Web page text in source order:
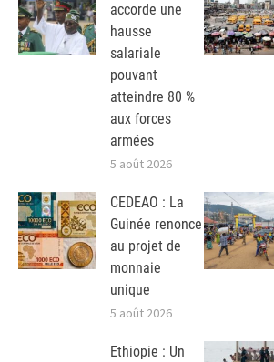
accorde une
hausse
salariale
pouvant
atteindre 80 %
aux forces
armées
5 août 2026
CEDEAO : La
Guinée renonce
au projet de
monnaie
unique
5 août 2026
Ethiopie : Un